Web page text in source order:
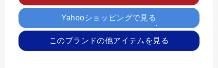
Yahooショッピングで見る
このブランドの他アイテムを見る